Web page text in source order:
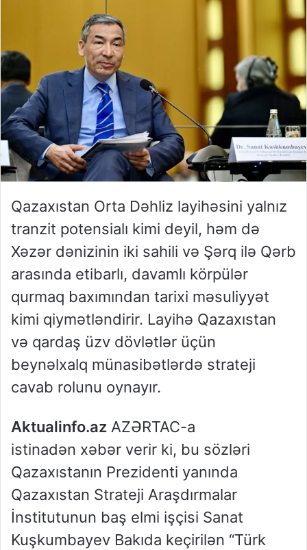
Qazaxıstan Orta Dəhliz layihəsini yalnız
tranzit potensialı kimi deyil, həm də
Xəzər dənizinin iki sahili və Şərq ilə Qərb
arasında etibarlı, davamlı körpülər
qurmaq baxımından tarixi məsuliyyət
kimi qiymətləndirir. Layihə Qazaxıstan
və qardaş üzv dövlətlər üçün
beynəlxalq münasibətlərdə strateji
cavab rolunu oynayır.
Aktualinfo.az AZƏRTAC-a
istinadən xəbər verir ki, bu sözləri
Qazaxıstanın Prezidenti yanında
Qazaxıstan Strateji Araşdırmalar
İnstitutunun baş elmi işçisi Sanat
Kuşkumbayev Bakıda keçirilən “Türk